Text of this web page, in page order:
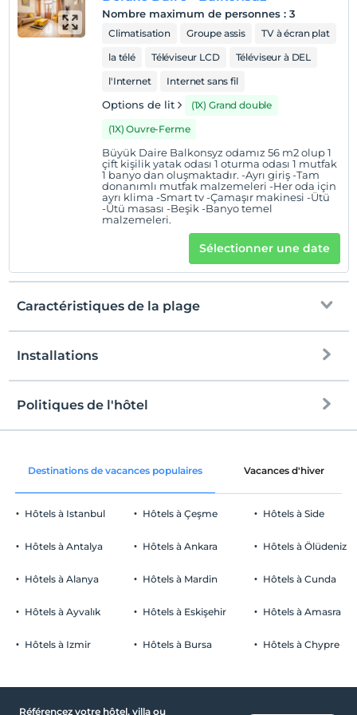
carte
Politiques de l'hôtel
enregistrement
Animaux non admis
Les bébés de moins de 1 ne sont pas facturés
sont pas facturé(s)
Nombre maximum de personnes : 3
Climatisation Groupe assis
TV à écran plat
la télé
Téléviseur LCD
Téléviseur à DEL
l'Internet
Internet sans fil
Options de lit
(1X) Grand double
(1X) Ouvre-Ferme
Büyük Daire Balkonsyz odamız 56 m2 olup 1
çift kişilik yatak odası 1 oturma odası 1 mutfak
1 banyo dan oluşmaktadır. -Ayrı giriş -Tam
donanımlı mutfak malzemeleri -Her oda için
ayrı klima -Smart tv -Çamaşır makinesi -Ütü
-Ütü masası -Beşik -Banyo temel
malzemeleri.
Sélectionner une date
Caractéristiques de la plage
Installations
Espaces communs et toutes les
Boutique de souvenirs
Politiques de l'hôtel
enregistrement
Vérifier
Avant 11:30
animaux
Les bébés de moins de 1 ne sont pas facturés
Destinations de vacances populaires Vacances d'hiver
Hôtels à Istanbul
Hôtels à Antalya
Hôtels à Alanya
Hôtels à Ayvalık
Hôtels à Izmir
Hôtels à Çeşme
Hôtels à Ankara
Hôtels à Mardin
Hôtels à Eskişehir
Hôtels à Bursa
Hôtels à Side
Hôtels à Ölüdeniz
Hôtels à Cunda
Hôtels à Amasra
Hôtels à Chypre
Référencez votre hôtel, villa ou